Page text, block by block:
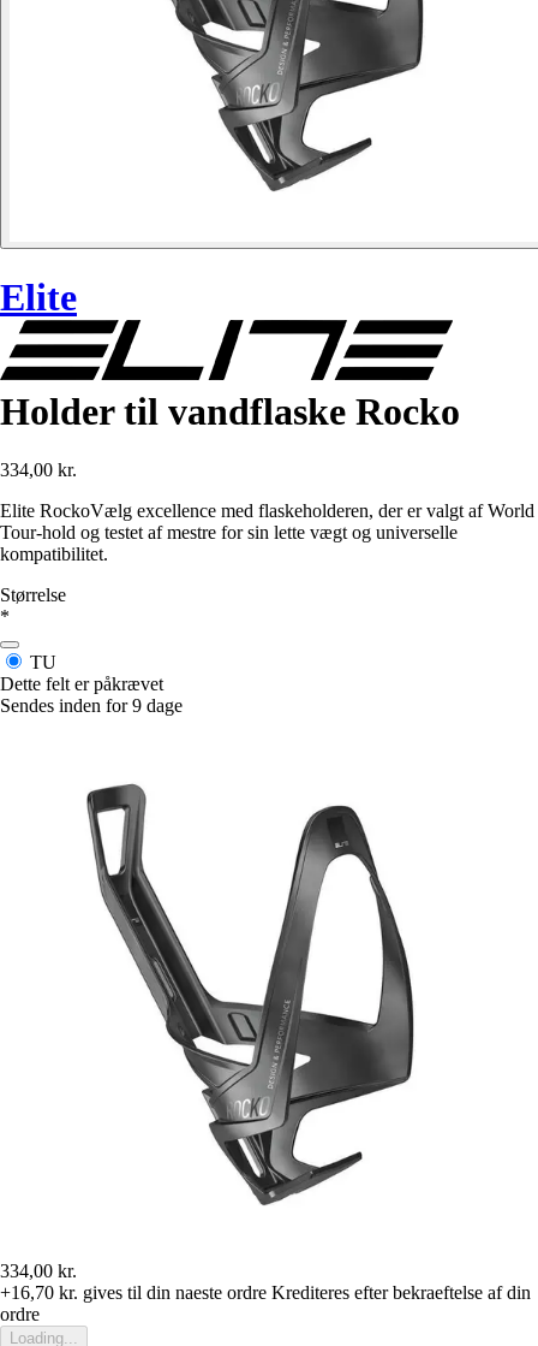
Elite
Holder til vandflaske Rocko
334,00 kr.
Elite RockoVælg excellence med flaskeholderen, der er valgt af World
Tour-hold og testet af mestre for sin lette vægt og universelle
kompatibilitet.
Størrelse
*
TU
Dette felt er påkrævet
Sendes inden for 9 dage
334,00 kr.
+16,70 kr. gives til din naeste ordre Krediteres efter bekraeftelse af din
ordre
Loading...